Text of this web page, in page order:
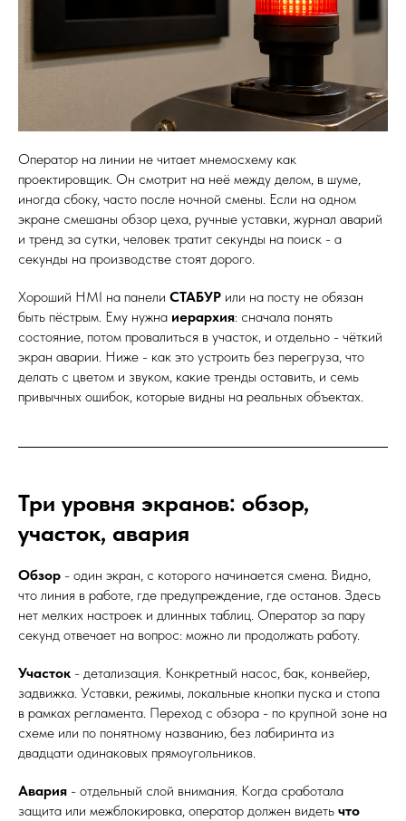
Оператор на линии не читает мнемосхему как
проектировщик. Он смотрит на неё между делом, в шуме,
иногда сбоку, часто после ночной смены. Если на одном
экране смешаны обзор цеха, ручные уставки, журнал аварий
и тренд за сутки, человек тратит секунды на поиск - а
секунды на производстве стоят дорого.
Хороший HMI на панели СТАБУР или на посту не обязан
быть пёстрым. Ему нужна иерархия: сначала понять
состояние, потом провалиться в участок, и отдельно - чёткий
экран аварии. Ниже - как это устроить без перегруза, что
делать с цветом и звуком, какие тренды оставить, и семь
привычных ошибок, которые видны на реальных объектах.
Три уровня экранов: обзор,
участок, авария
Обзор - один экран, с которого начинается смена. Видно,
что линия в работе, где предупреждение, где останов. Здесь
нет мелких настроек и длинных таблиц. Оператор за пару
секунд отвечает на вопрос: можно ли продолжать работу.
Участок - детализация. Конкретный насос, бак, конвейер,
задвижка. Уставки, режимы, локальные кнопки пуска и стопа
в рамках регламента. Переход с обзора - по крупной зоне на
схеме или по понятному названию, без лабиринта из
двадцати одинаковых прямоугольников.
Авария - отдельный слой внимания. Когда сработала
защита или межблокировка, оператор должен видеть что